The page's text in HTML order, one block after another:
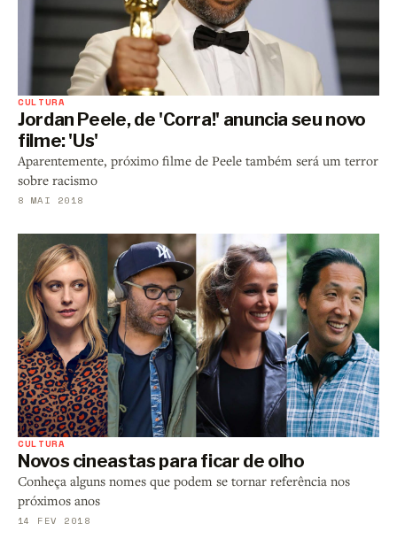
CULTURA
Jordan Peele, de 'Corra!' anuncia seu novo
filme: 'Us'
Aparentemente, próximo filme de Peele também será um terror
sobre racismo
8 MAI 2018
CULTURA
Novos cineastas para ficar de olho
Conheça alguns nomes que podem se tornar referência nos
próximos anos
14 FEV 2018